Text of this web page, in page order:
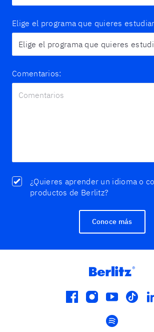
Elige el programa que quieres estudiar
Comentarios:
¿Quieres aprender un idioma o
productos de Berlitz?
Conoce más
facebook
instagram
youtube
spotify